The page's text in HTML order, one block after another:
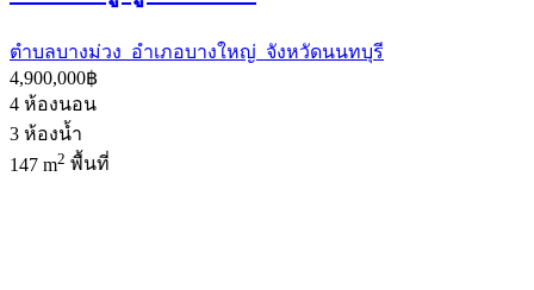
ตำบลบางม่วง อำเภอบางใหญ่ จังหวัดนนทบุรี
4,900,000฿
4 ห้องนอน
3 ห้องน้ำ
147 m2 พื้นที่